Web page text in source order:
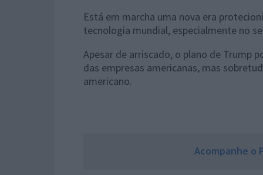
Está em marcha uma nova era
tecnologia mundial, especialmente no
Apesar de arriscado, o plano de Trump
das empresas americanas, mas
americano.
Acompanhe o